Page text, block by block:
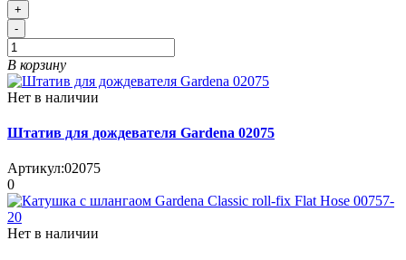
+
-
В корзину
Нет в наличии
Штатив для дождевателя Gardena 02075
Артикул:02075
0
Нет в наличии